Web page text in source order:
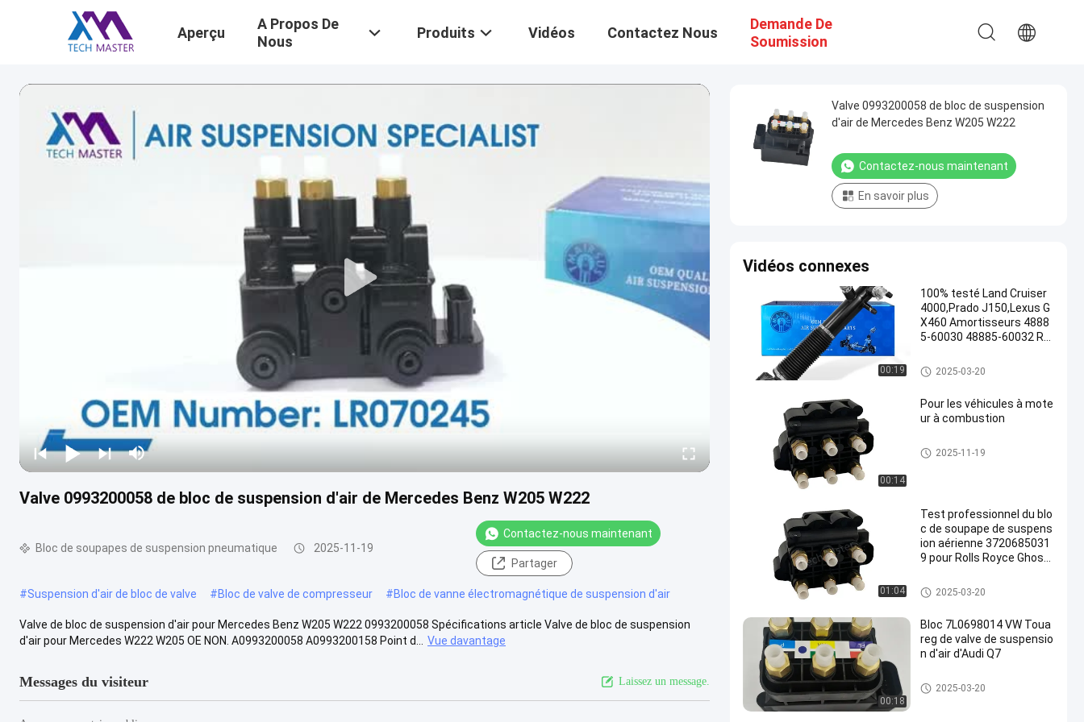
Aperçu
A Propos De
Nous
Produits Vidéos Contactez Nous
Demande De
Soumission
Valve 0993200058 de bloc de suspension d'air de Mercedes Benz W205 W222
Bloc de soupapes de suspension pneumatique 2025-11-19
Contactez-nous maintenant
Partager
#Suspension d'air de bloc de valve #Bloc de valve de compresseur #Bloc de vanne électromagnétique de suspension d'air
Valve de bloc de suspension d'air pour Mercedes Benz W205 W222 0993200058 Spécifications article Valve de bloc de suspension
d'air pour Mercedes W222 W205 OE NON. A0993200058 A0993200158 Point d...
Vue davantage
Messages du visiteur Laissez un message.
Valve 0993200058 de bloc de suspension
d'air de Mercedes Benz W205 W222
Contactez-nous maintenant
En savoir plus
Vidéos connexes
00:19
100% testé Land Cruiser
4000,Prado J150,Lexus G
X460 Amortisseurs 4888
5-60030 48885-60032 Re
n arrière
amortisseur de voiture
2025-03-20
00:14
Pour les véhicules à mote
ur à combustion
Bloc de soupapes de suspensi
on pneumatique
2025-11-19
01:04
Test professionnel du blo
c de soupape de suspens
ion aérienne 3720685031
9 pour Rolls Royce Ghost
Bloc de soupapes de suspensi
on pneumatique
2025-03-20
00:18
Bloc 7L0698014 VW Toua
reg de valve de suspensio
n d'air d'Audi Q7
Bloc de soupapes de suspensi
on pneumatique
2025-03-20